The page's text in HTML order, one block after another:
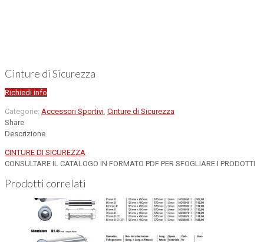
Cinture di Sicurezza
Richiedi info
Categorie: Accessori Sportivi Cinture di Sicurezza
Share
Descrizione
CINTURE DI SICUREZZA
CONSULTARE IL CATALOGO IN FORMATO PDF PER SFOGLIARE I PRODOTTI
Prodotti correlati